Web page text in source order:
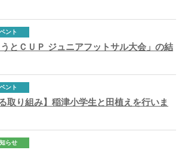
ント
とＣＵＰ ジュニアフットサル大会」の結
ント
取り組み】稲津小学生と田植えを行いま
らせ